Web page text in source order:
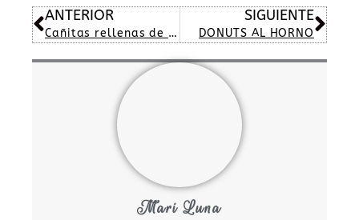
Ant
ANTERIOR
Cañitas rellenas de chocolates
SIGUIENTE
DONUTS AL HORNO
Mari Luna